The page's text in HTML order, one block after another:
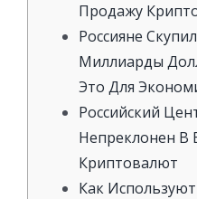
Продажу
Россияне
Миллиарды
Это Для
Российский
Непреклонен В
Криптовалют
Как